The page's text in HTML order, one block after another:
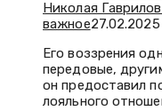
Николая
важное27.02.2025
Его воззрения
передовые,
он предоставил
лояльного